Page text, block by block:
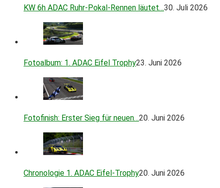
KW 6h ADAC Ruhr-Pokal-Rennen läutet…30. Juli 2026
Fotoalbum: 1. ADAC Eifel Trophy23. Juni 2026
Fotofinish: Erster Sieg für neuen…20. Juni 2026
Chronologie 1. ADAC Eifel-Trophy20. Juni 2026